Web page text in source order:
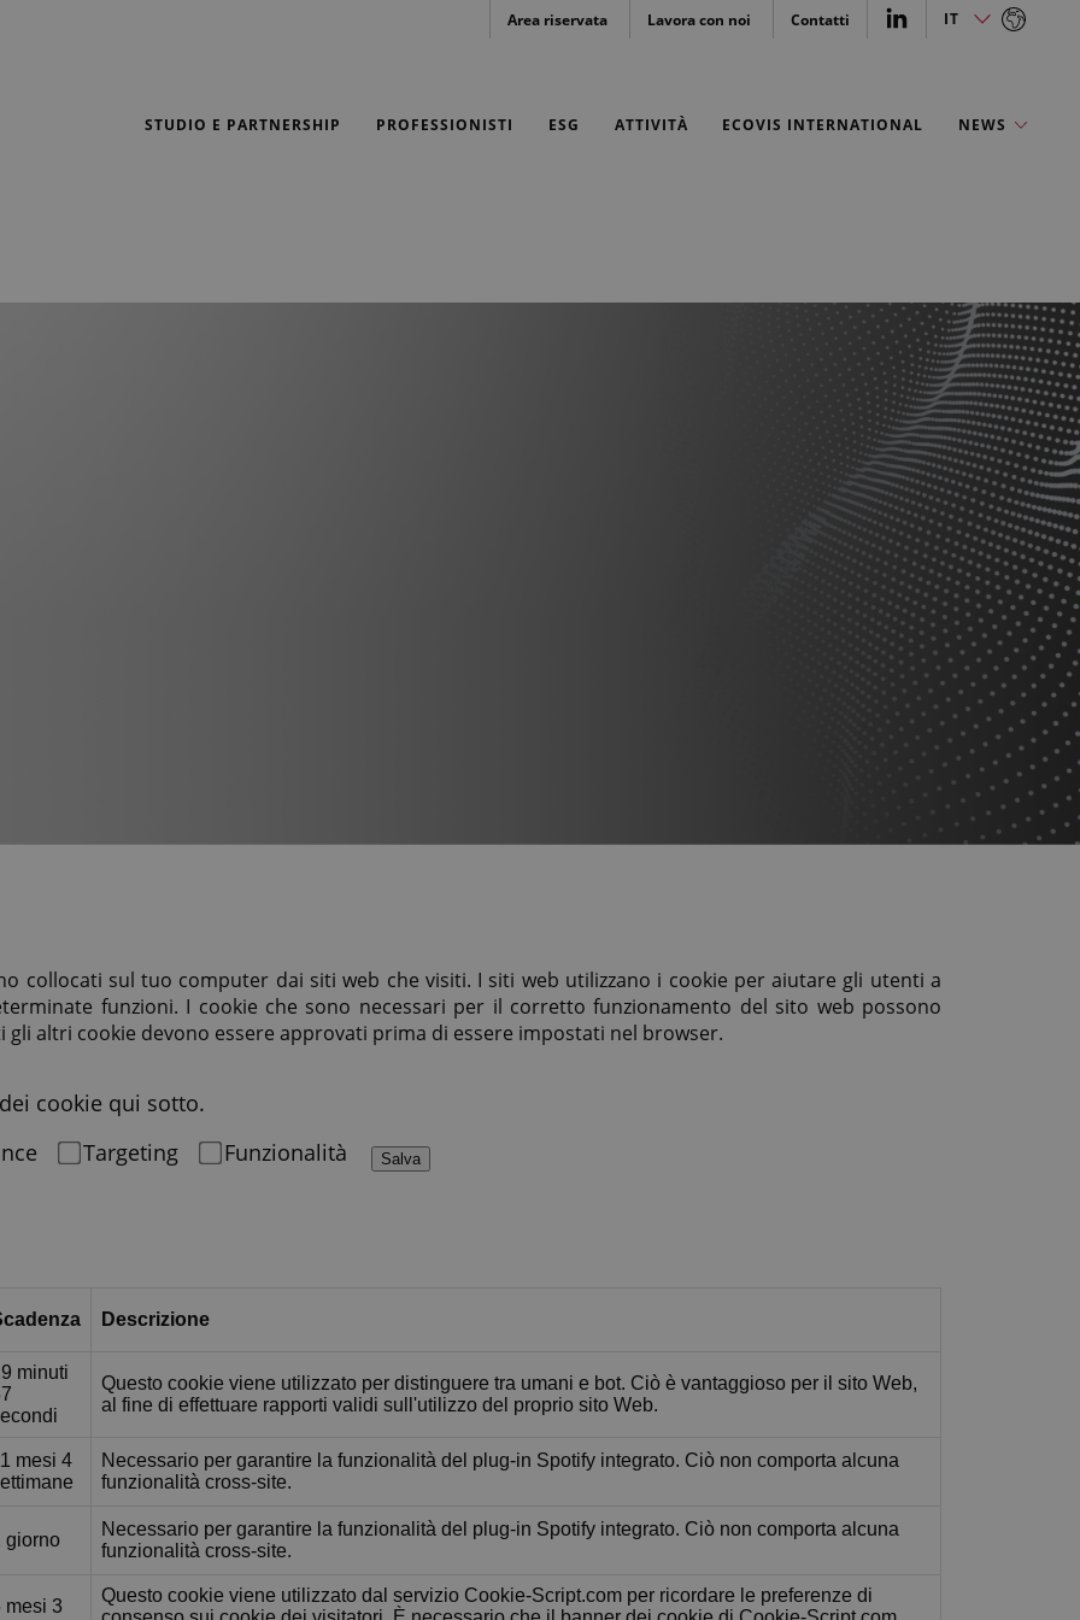
Area riservata Lavora con noi Contatti IT
STUDIO E PARTNERSHIP
PROFESSIONISTI ESG ATTIVITÀ ECOVIS INTERNATIONAL NEWS
collocati sul tuo computer dai siti web che visiti. I siti web utilizzano i cookie per aiutare gli utenti a
funzioni. I cookie che sono necessari per il corretto funzionamento del sito web possono
altri cookie devono essere approvati prima di essere impostati nel browser.
cookie qui sotto.
Targeting Funzionalità Salva
Descrizione
minuti
Questo cookie viene utilizzato per distinguere tra umani e bot. Ciò è vantaggioso per il sito Web,
al fine di effettuare rapporti validi sull'utilizzo del proprio sito Web.
mesi 4
Necessario per garantire la funzionalità del plug-in Spotify integrato. Ciò non comporta alcuna
funzionalità cross-site.
giorno
Necessario per garantire la funzionalità del plug-in Spotify integrato. Ciò non comporta alcuna
funzionalità cross-site.
mesi 3
Questo cookie viene utilizzato dal servizio Cookie-Script.com per ricordare le preferenze di